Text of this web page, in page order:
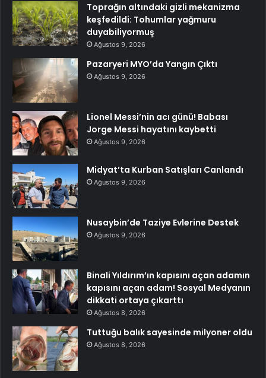
Toprağın altındaki gizli mekanizma
keşfedildi: Tohumlar yağmuru
duyabiliyormuş
Ağustos 9, 2026
Pazaryeri MYO’da Yangın Çıktı
Ağustos 9, 2026
Lionel Messi’nin acı günü! Babası
Jorge Messi hayatını kaybetti
Ağustos 9, 2026
Midyat’ta Kurban Satışları Canlandı
Ağustos 9, 2026
Nusaybin’de Taziye Evlerine Destek
Ağustos 9, 2026
Binali Yıldırım’ın kapısını açan adamın
kapısını açan adam! Sosyal Medyanın
dikkati ortaya çıkarttı
Ağustos 8, 2026
Tuttuğu balık sayesinde milyoner oldu
Ağustos 8, 2026